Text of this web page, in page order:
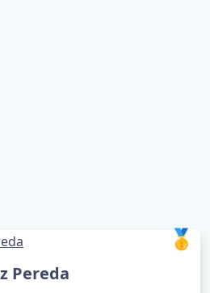
🥇
Pereda